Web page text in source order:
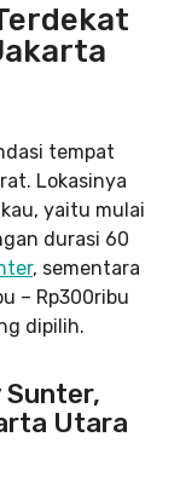
tempat
Lokasinya
yaitu mulai
durasi 60
, sementara
– Rp300ribu
dipilih.
Sunter,
Utara